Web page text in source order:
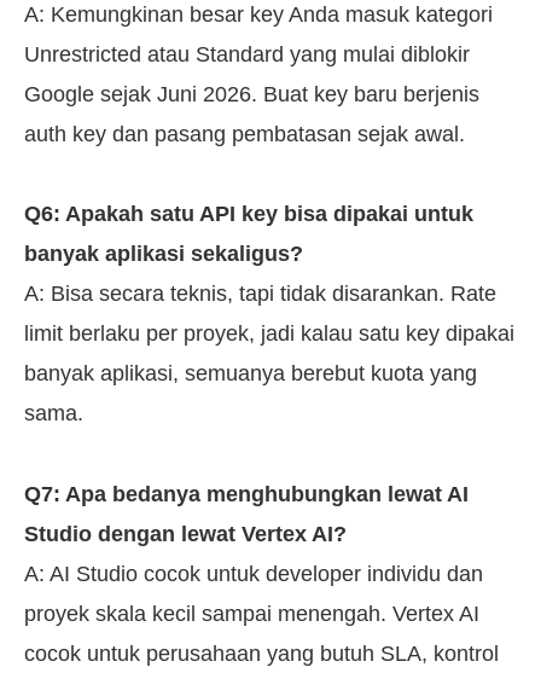
A: Kemungkinan besar key Anda masuk kategori
Unrestricted atau Standard yang mulai diblokir
Google sejak Juni 2026. Buat key baru berjenis
auth key dan pasang pembatasan sejak awal.
Q6: Apakah satu API key bisa dipakai untuk
banyak aplikasi sekaligus?
A: Bisa secara teknis, tapi tidak disarankan. Rate
limit berlaku per proyek, jadi kalau satu key dipakai
banyak aplikasi, semuanya berebut kuota yang
sama.
Q7: Apa bedanya menghubungkan lewat AI
Studio dengan lewat Vertex AI?
A: AI Studio cocok untuk developer individu dan
proyek skala kecil sampai menengah. Vertex AI
cocok untuk perusahaan yang butuh SLA, kontrol